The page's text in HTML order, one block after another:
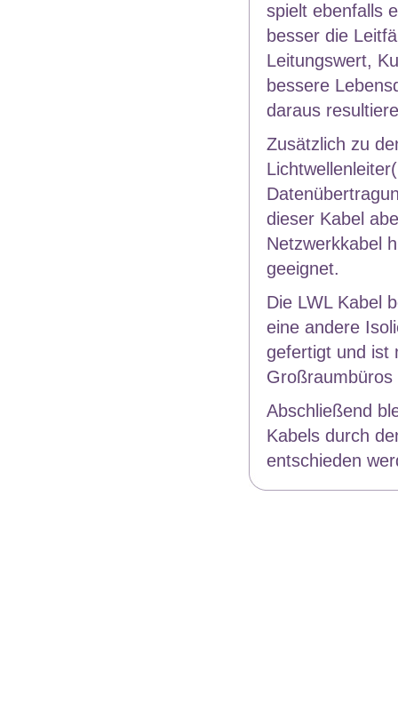
spielt ebenfalls
besser die
Leitungswert,
bessere
daraus
Zusätzlich zu
dieser Kabel
Netzwerkkabel
geeignet.
Die LWL Kabel
eine andere
gefertigt und ist
Abschließend
Kabels durch
entschieden